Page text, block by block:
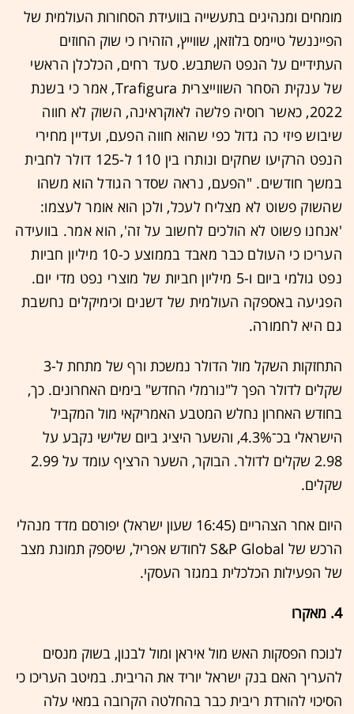
מומחים ומנהיגים בתעשייה בוועידת הסחורות העולמית של
הפייננשל טיימס בלוזאן, שווייץ, הזהירו כי שוק החוזים
העתידיים על הנפט השתבש. סעד רחים, הכלכלן הראשי
של ענקית הסחר השווייצרית Trafigura, אמר כי בשנת
2022, כאשר רוסיה פלשה לאוקראינה, השוק לא חווה
שיבוש פיזי כה גדול כפי שהוא חווה הפעם, ועדיין מחירי
הנפט הרקיעו שחקים ונותרו בין 110 ל-125 דולר לחבית
במשך חודשים. "הפעם, נראה שסדר הגודל הוא משהו
שהשוק פשוט לא מצליח לעכל, ולכן הוא אומר לעצמו:
'אנחנו פשוט לא הולכים לחשוב על זה', הוא אמר. בוועידה
העריכו כי העולם כבר מאבד בממוצע כ-10 מיליון חביות
נפט גולמי ביום ו-5 מיליון חביות של מוצרי נפט מדי יום.
הפגיעה באספקה העולמית של דשנים וכימיקלים נחשבת
גם היא לחמורה.
התחזקות השקל מול הדולר נמשכת ורף של מתחת ל-3
שקלים לדולר הפך ל"נורמלי החדש" בימים האחרונים. כך,
בחודש האחרון נחלש המטבע האמריקאי מול המקביל
הישראלי בכ־4.3%, והשער היציג ביום שלישי נקבע על
2.98 שקלים לדולר. הבוקר, השער הרציף עומד על 2.99
שקלים.
היום אחר הצהריים (16:45 שעון ישראל) יפורסם מדד מנהלי
הרכש של S&P Global לחודש אפריל, שיספק תמונת מצב
של הפעילות הכלכלית במגזר העסקי.
4. מאקרו
לנוכח הפסקות האש מול איראן ומול לבנון, בשוק מנסים
להעריך האם בנק ישראל יוריד את הריבית. במיטב העריכו כי
הסיכוי להורדת ריבית כבר בהחלטה הקרובה במאי עלה